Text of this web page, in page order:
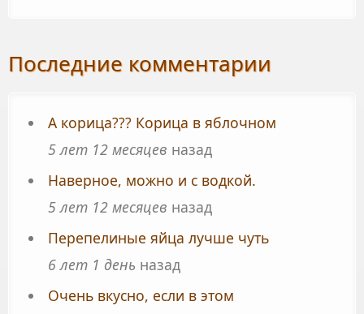
Последние комментарии
А корица??? Корица в яблочном
5 лет 12 месяцев назад
Наверное, можно и с водкой.
5 лет 12 месяцев назад
Перепелиные яйца лучше чуть
6 лет 1 день назад
Очень вкусно, если в этом